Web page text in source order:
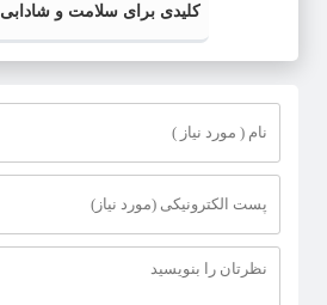
کلیدی برای سلامت و شادابی